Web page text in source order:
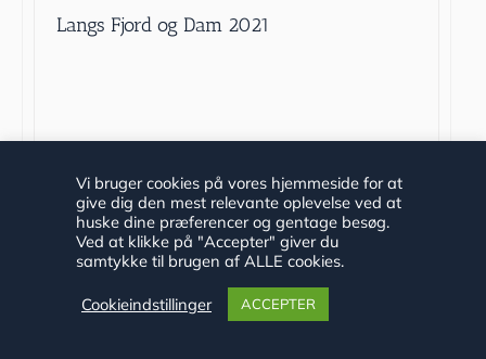
Langs Fjord og Dam 2021
Vurderet
ud af 5
Tilføj til kurv Detaljer
Vi bruger cookies på vores hjemmeside for at
give dig den mest relevante oplevelse ved at
huske dine præferencer og gentage besøg.
Ved at klikke på "Accepter" giver du
samtykke til brugen af ALLE cookies.
Cookieindstillinger ACCEPTER